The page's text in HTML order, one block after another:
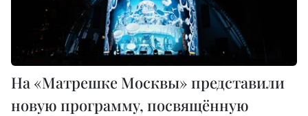
На «Матрешке Москвы» представили
новую программу, посвящённую